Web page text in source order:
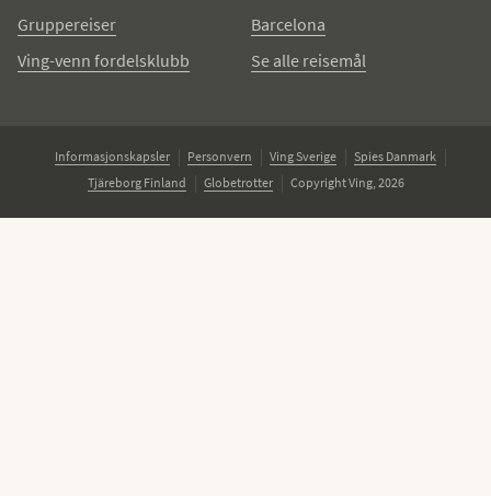
Gruppereiser
Ving-venn fordelsklubb
Barcelona
Se alle reisemål
Informasjonskapsler Personvern Ving Sverige
Spies Danmark
Tjäreborg Finland
Globetrotter Copyright Ving, 2026